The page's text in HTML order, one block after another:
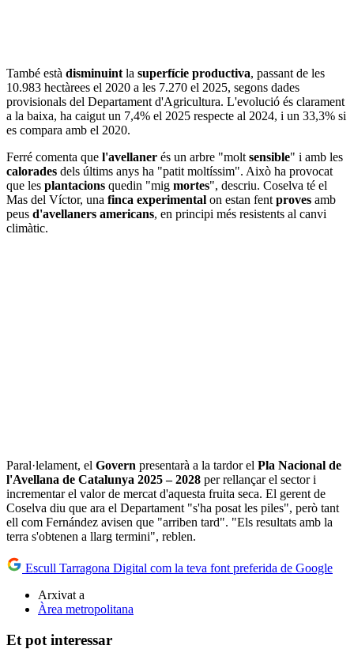
També està disminuint la superfície productiva, passant de les
10.983 hectàrees el 2020 a les 7.270 el 2025, segons dades
provisionals del Departament d'Agricultura. L'evolució és clarament
a la baixa, ha caigut un 7,4% el 2025 respecte al 2024, i un 33,3% si
es compara amb el 2020.
Ferré comenta que l'avellaner és un arbre "molt sensible" i amb les
calorades dels últims anys ha "patit moltíssim". Això ha provocat
que les plantacions quedin "mig mortes", descriu. Coselva té el
Mas del Víctor, una finca experimental on estan fent proves amb
peus d'avellaners americans, en principi més resistents al canvi
climàtic.
Paral·lelament, el Govern presentarà a la tardor el Pla Nacional de
l'Avellana de Catalunya 2025 – 2028 per rellançar el sector i
incrementar el valor de mercat d'aquesta fruita seca. El gerent de
Coselva diu que ara el Departament "s'ha posat les piles", però tant
ell com Fernández avisen que "arriben tard". "Els resultats amb la
terra s'obtenen a llarg termini", reblen.
Escull Tarragona Digital com la teva font preferida de Google
Arxivat a
Àrea metropolitana
Et pot interessar